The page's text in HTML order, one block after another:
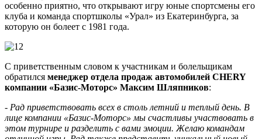
особенно приятно, что открывают игру юные спортсмены его
клуба и команда спортшколы «Урал» из Екатеринбурга, за
которую он болеет с 1981 года.
С приветственным словом к участникам и болельщикам
обратился менеджер отдела продаж автомобилей CHERY
компании «Базис-Моторс» Максим Шляпников:
- Рад приветствовать всех в столь летний и теплый день. В
лице компании «Базис-Моторс» мы счастливы участвовать в
этом турнире и разделить с вами эмоции. Желаю командам